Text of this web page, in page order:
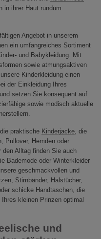
in ihrer Haut rundum
Angebot in unserem
ein umfangreiches Sortiment
und Babykleidung. Mit
sowie atmungsaktiven
Kinderkleidung einen
der Einkleidung Ihres
setzen Sie konsequent auf
sowie modisch aktuelle
praktische Kinderjacke , die
Pullover, Hemden oder
den Alltag finden Sie auch
Bademode oder Winterkleider
geschmackvollen und
, Stirnbänder, Halstücher,
schicke Handtaschen, die
kleinen Prinzen optimal
und